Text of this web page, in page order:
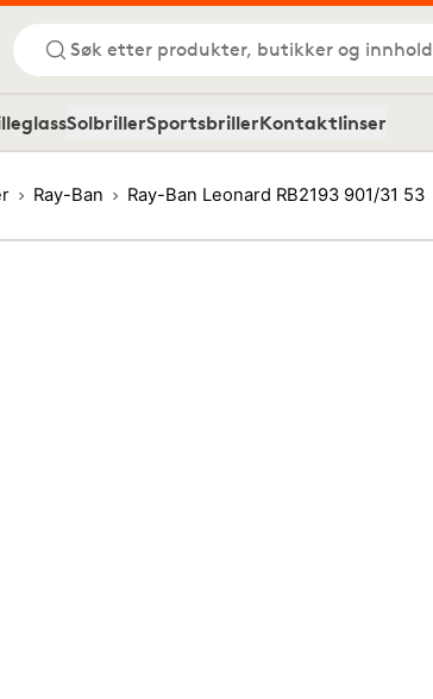
Søk etter produkter, butikker og innhold
SolbrillerSportsbrillerKontaktlinser
Ray-Ban Ray-Ban Leonard RB2193 901/31 53